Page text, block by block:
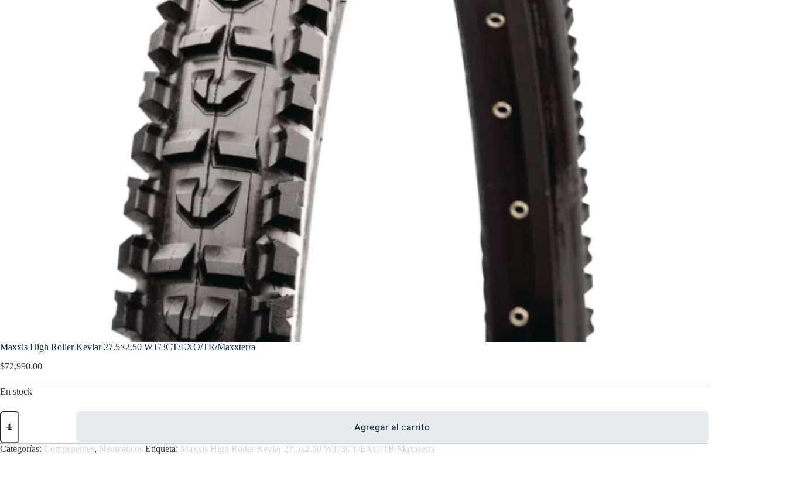
Maxxis High Roller Kevlar 27.5×2.50 WT/3CT/EXO/TR/Maxxterra
$72,990.00
En stock
Maxxis
High
Kevlar
27.5x2.50
Agregar al carrito
Categorías: Compenentes, Neumáticos Etiqueta: Maxxis High Roller Kevlar 27.5x2.50 WT/3CT/EXO/TR/Maxxterra